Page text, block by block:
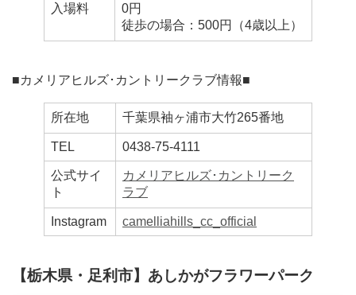
入場料
0円
徒歩の場合：500円（4歳以上）
■カメリアヒルズ･カントリークラブ情報■
所在地 千葉県袖ヶ浦市大竹265番地
TEL 0438-75-4111
公式サイ
ト
カメリアヒルズ･カントリーク
ラブ
Instagram camelliahills_cc_official
【栃木県・足利市】あしかがフラワーパーク